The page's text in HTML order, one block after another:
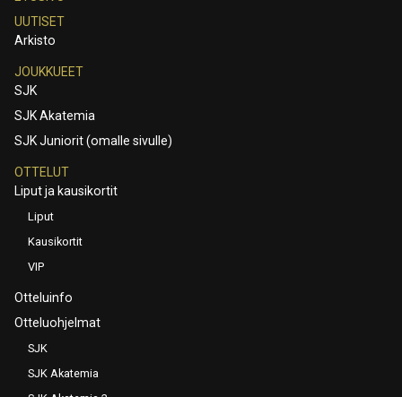
UUTISET
Arkisto
JOUKKUEET
SJK
SJK Akatemia
SJK Juniorit (omalle sivulle)
OTTELUT
Liput ja kausikortit
Liput
Kausikortit
VIP
Otteluinfo
Otteluohjelmat
SJK
SJK Akatemia